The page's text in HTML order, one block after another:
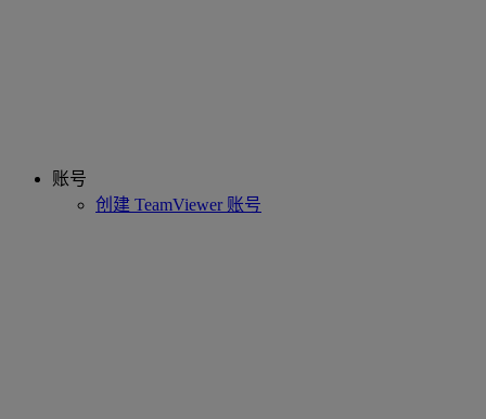
账号
创建 TeamViewer 账号